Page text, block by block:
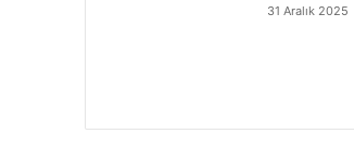
31 Aralık 2025